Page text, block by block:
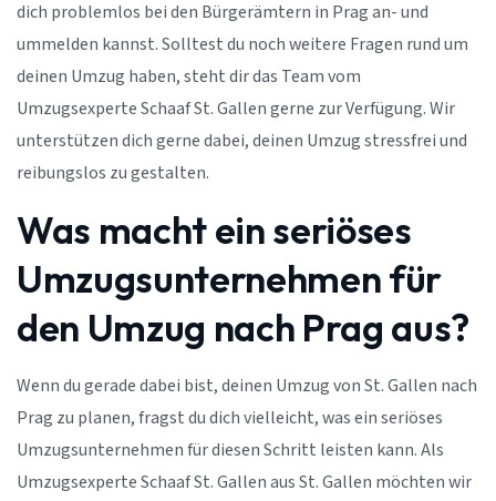
dich problemlos bei den Bürgerämtern in Prag an- und
ummelden kannst. Solltest du noch weitere Fragen rund um
deinen Umzug haben, steht dir das Team vom
Umzugsexperte Schaaf St. Gallen gerne zur Verfügung. Wir
unterstützen dich gerne dabei, deinen Umzug stressfrei und
reibungslos zu gestalten.
Was macht ein seriöses
Umzugsunternehmen für
den Umzug nach Prag aus?
Wenn du gerade dabei bist, deinen Umzug von St. Gallen nach
Prag zu planen, fragst du dich vielleicht, was ein seriöses
Umzugsunternehmen für diesen Schritt leisten kann. Als
Umzugsexperte Schaaf St. Gallen aus St. Gallen möchten wir